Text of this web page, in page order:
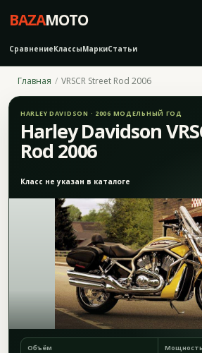
BAZAMOTO
СравнениеКлассыМаркиСтатьи
Главная VRSCR Street Rod 2006
HARLEY DAVIDSON · 2006 МОДЕЛЬНЫЙ ГОД
Harley Davidson
Rod 2006
Класс не указан в каталоге
Объём Мощность